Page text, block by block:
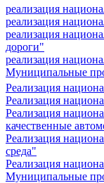
реализация
реализация
реализация
дороги"
реализация
Муниципальные
Реализация
Реализация
Реализация
качественные
Реализация
среда"
Реализация
Муниципальные